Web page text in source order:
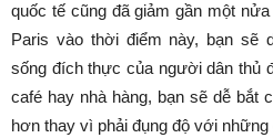
quốc tế cũng đã giảm gần một
Paris vào thời điểm này, bạn sẽ
sống đích thực của người dân thủ
café hay nhà hàng, bạn sẽ dễ bắt
hơn thay vì phải đụng độ với